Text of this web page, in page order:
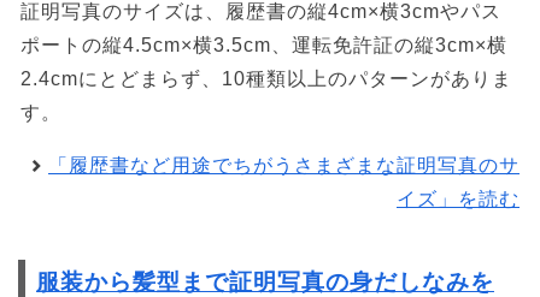
証明写真のサイズは、履歴書の縦4cm×横3cmやパス
ポートの縦4.5cm×横3.5cm、運転免許証の縦3cm×横
2.4cmにとどまらず、10種類以上のパターンがありま
す。
「履歴書など用途でちがうさまざまな証明写真のサ
イズ」を読む
服装から髪型まで証明写真の身だしなみを